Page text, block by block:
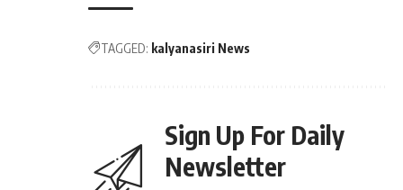
TAGGED: kalyanasiri News
Sign Up For Daily
Newsletter